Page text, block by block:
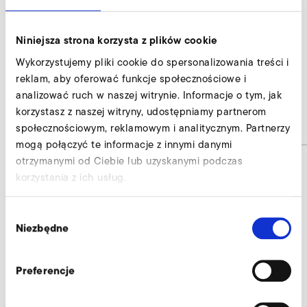
Niniejsza strona korzysta z plików cookie
Wykorzystujemy pliki cookie do spersonalizowania treści i
reklam, aby oferować funkcje społecznościowe i
analizować ruch w naszej witrynie. Informacje o tym, jak
korzystasz z naszej witryny, udostępniamy partnerom
społecznościowym, reklamowym i analitycznym. Partnerzy
mogą połączyć te informacje z innymi danymi
otrzymanymi od Ciebie lub uzyskanymi podczas
korzystania z ich usług.
zgody
Niezbędne
Preferencje
A-HP 305/30-120/4,0 120 Hz
A-HP 305/30-120/5,5 120 Hz
A-HP 305/30-120/6,3 120 Hz
Numer materiału 9016683